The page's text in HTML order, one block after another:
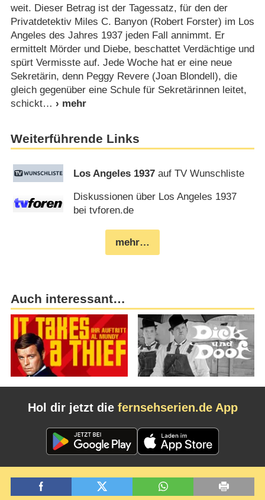
weit. Dieser Betrag ist der Tagessatz, für den der
Privatdetektiv Miles C. Banyon (Robert Forster) im Los
Angeles des Jahres 1937 jeden Fall annimmt. Er
ermittelt Mörder und Diebe, beschattet Verdächtige und
spürt Vermisste auf. Jede Woche hat er eine neue
Sekretärin, denn Peggy Revere (Joan Blondell), die
gleich gegenüber eine Schule für Sekretärinnen leitet,
schickt
Weiterführende Links
Los Angeles 1937 auf TV Wunschliste
Diskussionen über Los Angeles 1937
bei tvforen.de
mehr…
Auch interessant…
Hol dir jetzt die fernsehserien.de App